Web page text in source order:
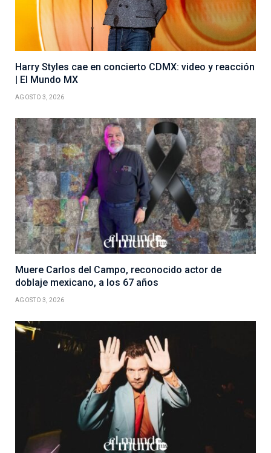
Harry Styles cae en concierto CDMX: video y reacción
| El Mundo MX
AGOSTO 3, 2026
Muere Carlos del Campo, reconocido actor de
doblaje mexicano, a los 67 años
AGOSTO 3, 2026